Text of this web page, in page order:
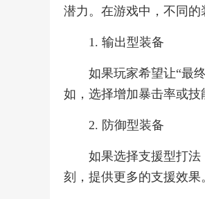
潜力。在游戏中，不同的
1. 输出型装备
如果玩家希望让“最
如，选择增加暴击率或技
2. 防御型装备
如果选择支援型打
刻，提供更多的支援效果